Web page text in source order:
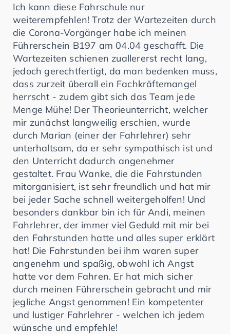
Ich kann diese Fahrschule nur
weiterempfehlen! Trotz der Wartezeiten durch
die Corona-Vorgänger habe ich meinen
Führerschein B197 am 04.04 geschafft. Die
Wartezeiten schienen zuallererst recht lang,
jedoch gerechtfertigt, da man bedenken muss,
dass zurzeit überall ein Fachkräftemangel
herrscht - zudem gibt sich das Team jede
Menge Mühe! Der Theorieunterricht, welcher
mir zunächst langweilig erschien, wurde
durch Marian (einer der Fahrlehrer) sehr
unterhaltsam, da er sehr sympathisch ist und
den Unterricht dadurch angenehmer
gestaltet. Frau Wanke, die die Fahrstunden
mitorganisiert, ist sehr freundlich und hat mir
bei jeder Sache schnell weitergeholfen! Und
besonders dankbar bin ich für Andi, meinen
Fahrlehrer, der immer viel Geduld mit mir bei
den Fahrstunden hatte und alles super erklärt
hat! Die Fahrstunden bei ihm waren super
angenehm und spaßig, obwohl ich Angst
hatte vor dem Fahren. Er hat mich sicher
durch meinen Führerschein gebracht und mir
jegliche Angst genommen! Ein kompetenter
und lustiger Fahrlehrer - welchen ich jedem
wünsche und empfehle!